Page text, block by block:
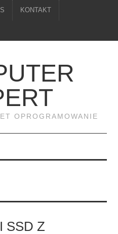
KONTAKT
OPROGRAMOWANIE
SSD Z